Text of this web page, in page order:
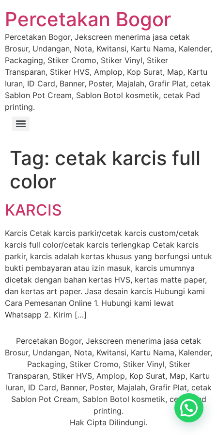
Percetakan Bogor
Percetakan Bogor, Jekscreen menerima jasa cetak
Brosur, Undangan, Nota, Kwitansi, Kartu Nama, Kalender,
Packaging, Stiker Cromo, Stiker Vinyl, Stiker
Transparan, Stiker HVS, Amplop, Kop Surat, Map, Kartu
Iuran, ID Card, Banner, Poster, Majalah, Grafir Plat, cetak
Sablon Pot Cream, Sablon Botol kosmetik, cetak Pad
printing.
Tag: cetak karcis full
color
KARCIS
Karcis Cetak karcis parkir/cetak karcis custom/cetak
karcis full color/cetak karcis terlengkap Cetak karcis
parkir, karcis adalah kertas khusus yang berfungsi untuk
bukti pembayaran atau izin masuk, karcis umumnya
dicetak dengan bahan kertas HVS, kertas matte paper,
dan kertas art paper. Jasa desain karcis Hubungi kami
Cara Pemesanan Online 1. Hubungi kami lewat
Whatsapp 2. Kirim […]
Percetakan Bogor, Jekscreen menerima jasa cetak
Brosur, Undangan, Nota, Kwitansi, Kartu Nama, Kalender,
Packaging, Stiker Cromo, Stiker Vinyl, Stiker
Transparan, Stiker HVS, Amplop, Kop Surat, Map, Kartu
Iuran, ID Card, Banner, Poster, Majalah, Grafir Plat, cetak
Sablon Pot Cream, Sablon Botol kosmetik, cetak Pad
printing.
Hak Cipta Dilindungi.